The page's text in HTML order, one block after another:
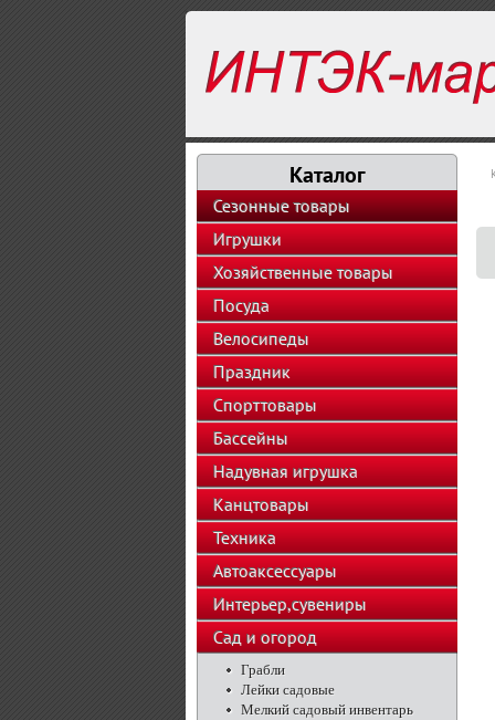
Каталог
Сезонные товары
Игрушки
Хозяйственные товары
Посуда
Велосипеды
Праздник
Спорттовары
Бассейны
Надувная игрушка
Канцтовары
Техника
Автоаксессуары
Интерьер,сувениры
Сад и огород
Грабли
Лейки садовые
Мелкий садовый инвентарь